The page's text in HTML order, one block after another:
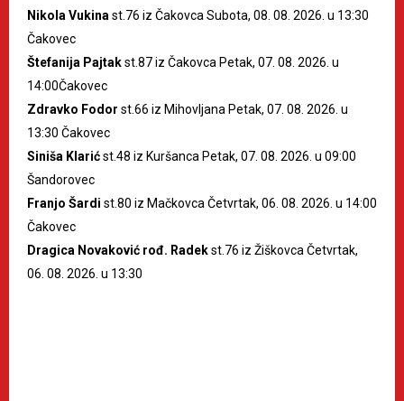
Nikola Vukina st.76 iz Čakovca Subota, 08. 08. 2026. u 13:30
Čakovec
Štefanija Pajtakst.87 iz Čakovca Petak, 07. 08. 2026. u
14:00Čakovec
Zdravko Fodor st.66 iz Mihovljana Petak, 07. 08. 2026. u
13:30 Čakovec
Siniša Klarićst.48 iz Kuršanca Petak, 07. 08. 2026. u 09:00
Šandorovec
Franjo Šardi st.80 iz Mačkovca Četvrtak, 06. 08. 2026. u 14:00
Čakovec
Dragica Novaković rođ. Radekst.76 iz Žiškovca Četvrtak,
06. 08. 2026. u 13:30